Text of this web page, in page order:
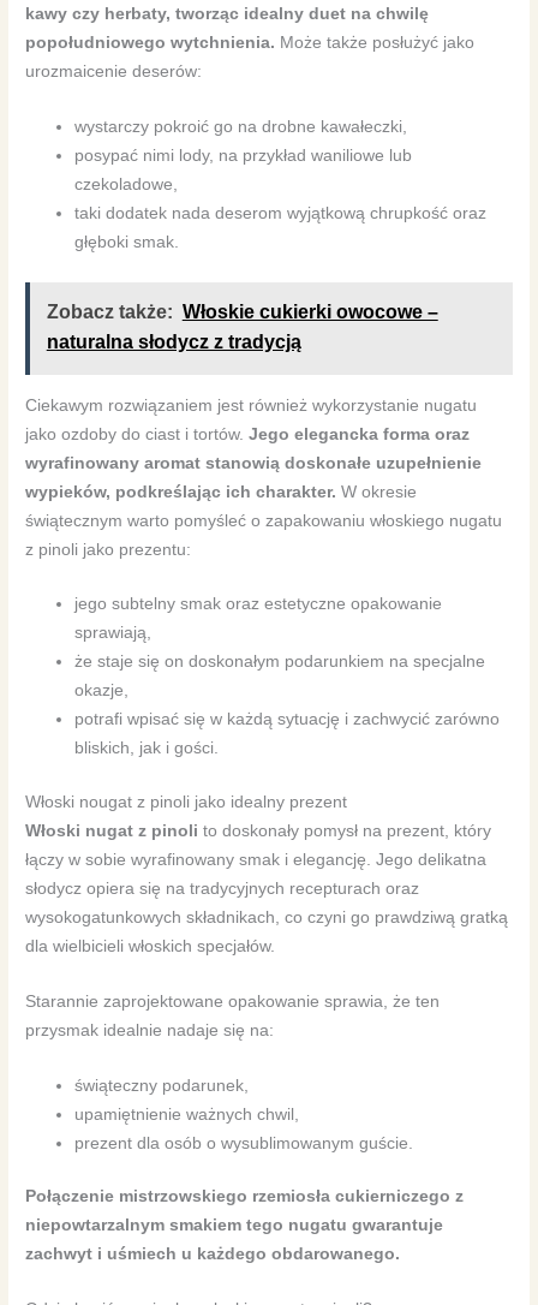
kawy czy herbaty, tworząc idealny duet na chwilę
popołudniowego wytchnienia. Może także posłużyć jako
urozmaicenie deserów:
wystarczy pokroić go na drobne kawałeczki,
posypać nimi lody, na przykład waniliowe lub
czekoladowe,
taki dodatek nada deserom wyjątkową chrupkość oraz
głęboki smak.
Zobacz także: Włoskie cukierki owocowe –
naturalna słodycz z tradycją
Ciekawym rozwiązaniem jest również wykorzystanie nugatu
jako ozdoby do ciast i tortów.Jego elegancka forma oraz
wyrafinowany aromat stanowią doskonałe uzupełnienie
wypieków, podkreślając ich charakter. W okresie
świątecznym warto pomyśleć o zapakowaniu włoskiego nugatu
z pinoli jako prezentu:
jego subtelny smak oraz estetyczne opakowanie
sprawiają,
że staje się on doskonałym podarunkiem na specjalne
okazje,
potrafi wpisać się w każdą sytuację i zachwycić zarówno
bliskich, jak i gości.
Włoski nougat z pinoli jako idealny prezent
Włoski nugat z pinoli to doskonały pomysł na prezent, który
łączy w sobie wyrafinowany smak i elegancję. Jego delikatna
słodycz opiera się na tradycyjnych recepturach oraz
wysokogatunkowych składnikach, co czyni go prawdziwą gratką
dla wielbicieli włoskich specjałów.
Starannie zaprojektowane opakowanie sprawia, że ten
przysmak idealnie nadaje się na:
świąteczny podarunek,
upamiętnienie ważnych chwil,
prezent dla osób o wysublimowanym guście.
Połączenie mistrzowskiego rzemiosła cukierniczego z
niepowtarzalnym smakiem tego nugatu gwarantuje
zachwyt i uśmiech u każdego obdarowanego.